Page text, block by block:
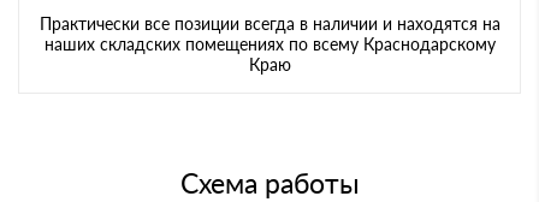
Практически все позиции всегда в наличии и находятся на
наших складских помещениях по всему Краснодарскому
Краю
Схема работы